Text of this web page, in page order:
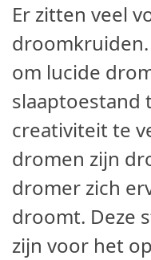
Er zitten veel
om lucide
slaaptoestand
creativiteit te
dromen zijn
dromer zich
droomt. Deze
zijn voor het